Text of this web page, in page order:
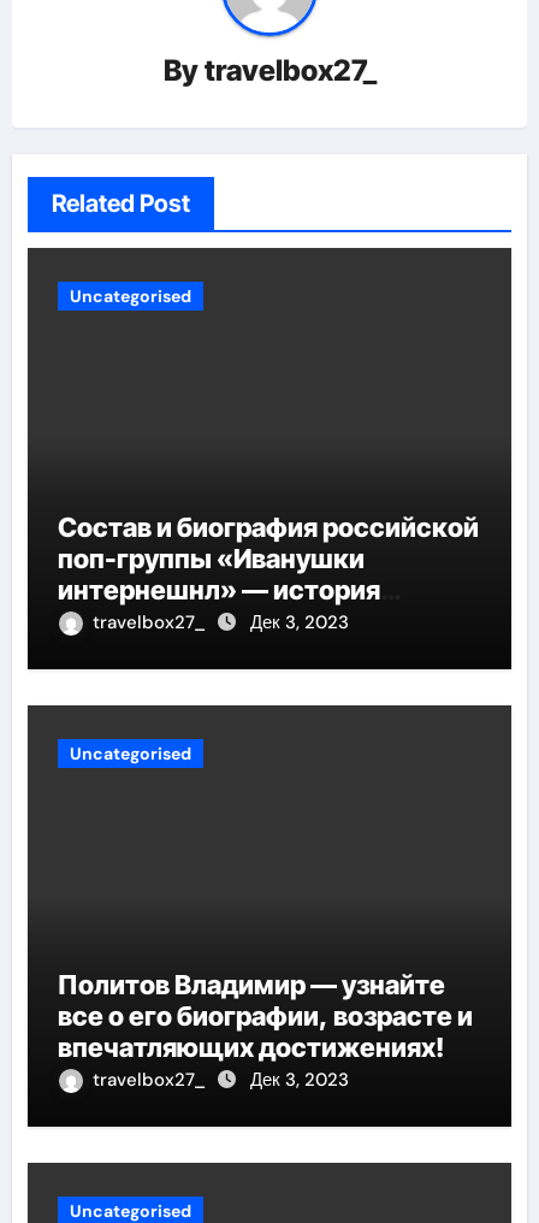
Bytravelbox27_
Related Post
Uncategorised
Состав и биография российской
поп-группы «Иванушки
интернешнл» — история
успеха, музыка и судьбы
travelbox27_ Дек 3, 2023
Uncategorised
Политов Владимир — узнайте
все о его биографии, возрасте и
впечатляющих достижениях!
travelbox27_ Дек 3, 2023
Uncategorised